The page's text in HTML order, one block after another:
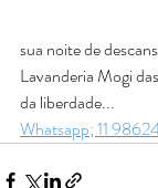
sua noite de
Lavanderia Mogi
da liberdade...
Whatsapp; 11